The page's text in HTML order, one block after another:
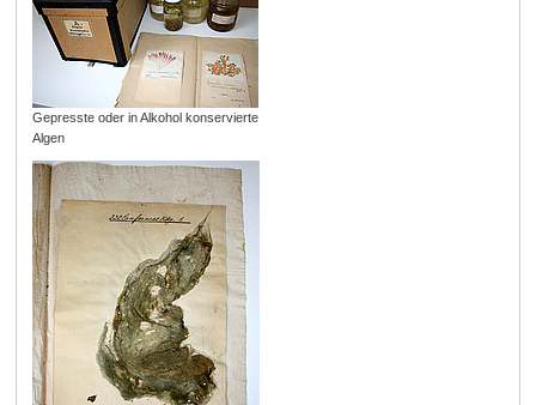
Gepresste oder in Alkohol konservierte
Algen